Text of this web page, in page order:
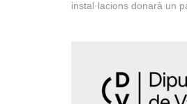
instal·lacions donarà un